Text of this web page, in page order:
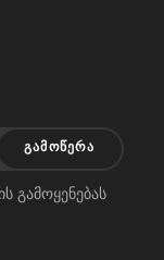
ᲒᲐᲛᲝᲬᲔᲠᲐ
გამოყენებას